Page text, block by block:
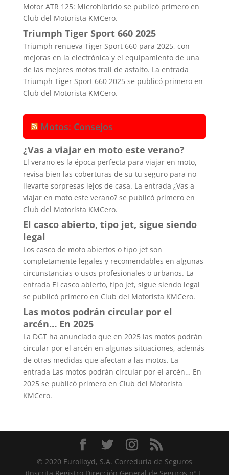
Motor ATR 125: Microhíbrido se publicó primero en
Club del Motorista KMCero.
Triumph Tiger Sport 660 2025
Triumph renueva Tiger Sport 660 para 2025, con
mejoras en la electrónica y el equipamiento de una
de las mejores motos trail de asfalto. La entrada
Triumph Tiger Sport 660 2025 se publicó primero en
Club del Motorista KMCero.
Motos: Consejos
¿Vas a viajar en moto este verano?
El verano es la época perfecta para viajar en moto,
revisa bien las coberturas de su tu seguro para no
llevarte sorpresas lejos de casa. La entrada ¿Vas a
viajar en moto este verano? se publicó primero en
Club del Motorista KMCero.
El casco abierto, tipo jet, sigue siendo
legal
Los casco de moto abiertos o tipo jet son
completamente legales y recomendables en algunas
circunstancias o usos profesionales o urbanos. La
entrada El casco abierto, tipo jet, sigue siendo legal
se publicó primero en Club del Motorista KMCero.
Las motos podrán circular por el
arcén… En 2025
La DGT ha anunciado que en 2025 las motos podrán
circular por el arcén en algunas situaciones, además
de otras medidas que afectan a las motos. La
entrada Las motos podrán circular por el arcén… En
2025 se publicó primero en Club del Motorista
KMCero.
© 2020 Eurolloyd, S.A. Correduría de Seguros
(Inscrita Registro Dirección General de Seguros nº J-